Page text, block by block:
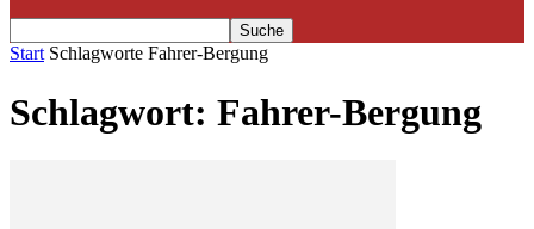
Start Schlagworte Fahrer-Bergung
Schlagwort: Fahrer-Bergung